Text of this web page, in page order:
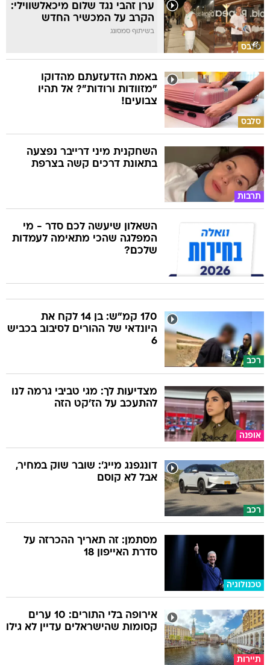
סלבס
ערן זהבי נגד שלום מיכאלשווילי:
הקרב על המכשיר החדש
בשיתוף סמסונג
סלבס
באמת הזדעזעתם מהדוקו
"מזוודות ורודות"? אל תהיו
צבועים!
תרבות
השחקנית מיני דרייבר נפצעה
בתאונת דרכים קשה בצרפת
השאלון שיעשה לכם סדר - מי
המפלגה שהכי מתאימה לעמדות
שלכם?
רכב
170 קמ"ש: בן 14 לקח את
היונדאי של ההורים לסיבוב בכביש
6
אופנה
מצדיעות לך: מגי טביבי גרמה לנו
להתעכב על הז'קט הזה
רכב
דונגפנג מייג': שובר שוק במחיר,
אבל לא קוסם
טכנולוגיה
מסתמן: זה תאריך ההכרזה על
סדרת האייפון 18
תיירות
אירופה בלי התורים: 10 ערים
קסומות שהישראלים עדיין לא גילו